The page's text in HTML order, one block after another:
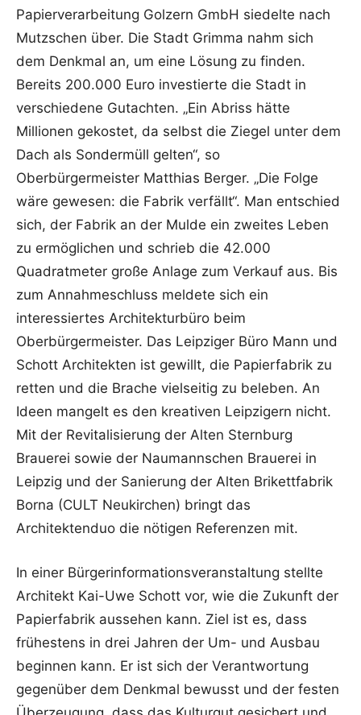
Papierverarbeitung Golzern GmbH siedelte nach
Mutzschen über. Die Stadt Grimma nahm sich
dem Denkmal an, um eine Lösung zu finden.
Bereits 200.000 Euro investierte die Stadt in
verschiedene Gutachten. „Ein Abriss hätte
Millionen gekostet, da selbst die Ziegel unter dem
Dach als Sondermüll gelten“, so
Oberbürgermeister Matthias Berger. „Die Folge
wäre gewesen: die Fabrik verfällt“. Man entschied
sich, der Fabrik an der Mulde ein zweites Leben
zu ermöglichen und schrieb die 42.000
Quadratmeter große Anlage zum Verkauf aus. Bis
zum Annahmeschluss meldete sich ein
interessiertes Architekturbüro beim
Oberbürgermeister. Das Leipziger Büro Mann und
Schott Architekten ist gewillt, die Papierfabrik zu
retten und die Brache vielseitig zu beleben. An
Ideen mangelt es den kreativen Leipzigern nicht.
Mit der Revitalisierung der Alten Sternburg
Brauerei sowie der Naumannschen Brauerei in
Leipzig und der Sanierung der Alten Brikettfabrik
Borna (CULT Neukirchen) bringt das
Architektenduo die nötigen Referenzen mit.
In einer Bürgerinformationsveranstaltung stellte
Architekt Kai-Uwe Schott vor, wie die Zukunft der
Papierfabrik aussehen kann. Ziel ist es, dass
frühestens in drei Jahren der Um- und Ausbau
beginnen kann. Er ist sich der Verantwortung
gegenüber dem Denkmal bewusst und der festen